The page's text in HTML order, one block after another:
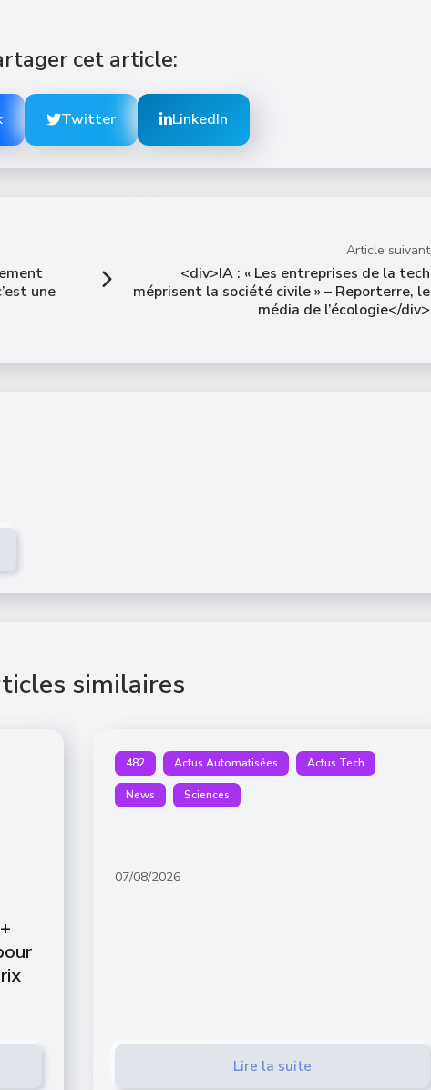
cet article:
Twitter LinkedIn
une
Article suivant
<div>IA : « Les entreprises de la tech
méprisent la société civile » – Reporterre, le
média de l’écologie</div>
similaires
482 Actus Automatisées Actus Tech
News Sciences
07/08/2026
Lire la suite